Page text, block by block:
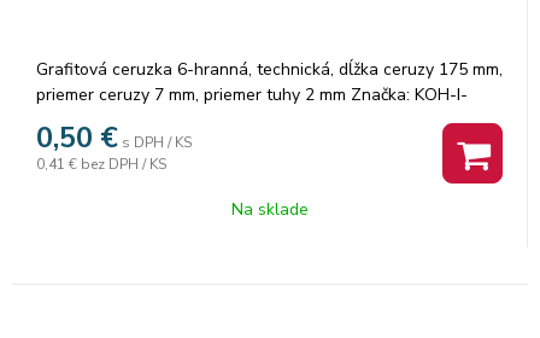
Grafitová ceruzka 6-hranná, technická, dĺžka ceruzy 175 mm,
priemer ceruzy 7 mm, priemer tuhy 2 mm Značka: KOH-I-
0,50 € s DPH / KS
0,41 € bez DPH / KS
Na sklade